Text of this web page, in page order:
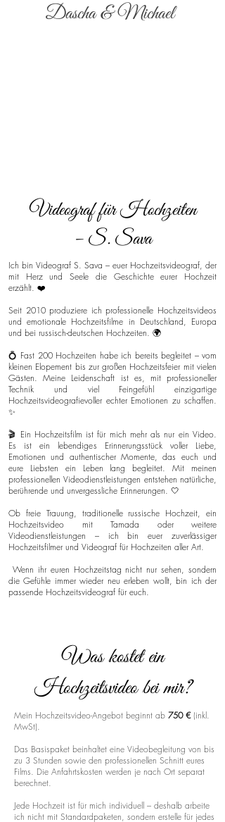
Dascha & Michael
Videograf für Hochzeiten
– S. Sava
Ich bin Videograf S. Sava – euer Hochzeitsvideograf, der
mit Herz und Seele die Geschichte eurer Hochzeit
erzählt. ❤️
Seit 2010 produziere ich professionelle Hochzeitsvideos
und emotionale Hochzeitsfilme in Deutschland, Europa
und bei russisch-deutschen Hochzeiten. 🌍
💍 Fast 200 Hochzeiten habe ich bereits begleitet – vom
kleinen Elopement bis zur großen Hochzeitsfeier mit vielen
Gästen. Meine Leidenschaft ist es, mit professioneller
Technik und viel Feingefühl einzigartige
Hochzeitsvideografievoller echter Emotionen zu schaffen.
✨
🎬 Ein Hochzeitsfilm ist für mich mehr als nur ein Video.
Es ist ein lebendiges Erinnerungsstück voller Liebe,
Emotionen und authentischer Momente, das euch und
eure Liebsten ein Leben lang begleitet. Mit meinen
professionellen Videodienstleistungen entstehen natürliche,
berührende und unvergessliche Erinnerungen. 🤍
Ob freie Trauung, traditionelle russische Hochzeit, ein
Hochzeitsvideo mit Tamada oder weitere
Videodienstleistungen – ich bin euer zuverlässiger
Hochzeitsfilmer und Videograf für Hochzeiten aller Art.
Wenn ihr euren Hochzeitstag nicht nur sehen, sondern
die Gefühle immer wieder neu erleben wollt, bin ich der
passende Hochzeitsvideograf für euch.
Was kostet ein
Hochzeitsvideo bei mir?
Mein Hochzeitsvideo-Angebot beginnt ab 750 € (inkl.
MwSt).
Das Basispaket beinhaltet eine Videobegleitung von bis
zu 3 Stunden sowie den professionellen Schnitt eures
Films. Die Anfahrtskosten werden je nach Ort separat
berechnet.
Jede Hochzeit ist für mich individuell – deshalb arbeite
ich nicht mit Standardpaketen, sondern erstelle für jedes